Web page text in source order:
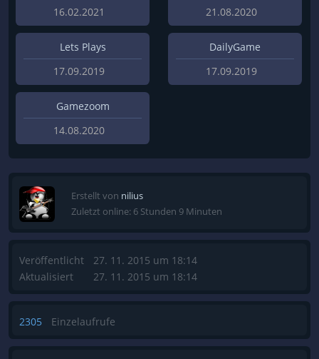
16.02.2021 21.08.2020
Lets Plays
17.09.2019
DailyGame
17.09.2019
Gamezoom
14.08.2020
Erstellt von nilius
Zuletzt online: 6 Stunden 9 Minuten
Veröffentlicht
Aktualisiert
27. 11. 2015 um 18:14
27. 11. 2015 um 18:14
2305 Einzelaufrufe